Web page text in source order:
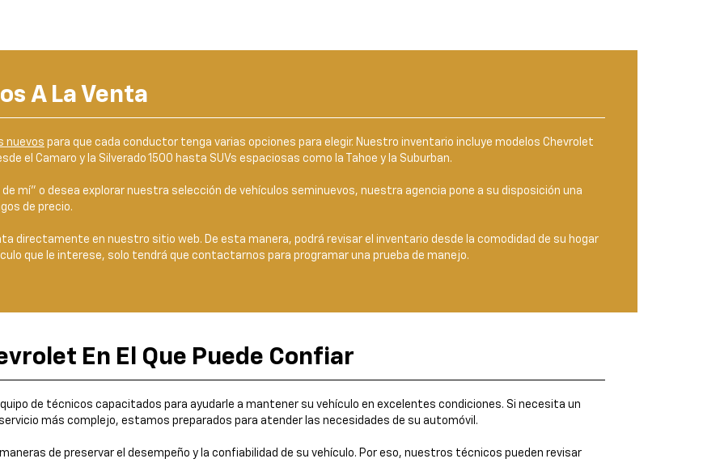
A La Venta
nuevos para que cada conductor tenga varias opciones para elegir. Nuestro inventario incluye modelos Chevrolet
el Camaro y la Silverado 1500 hasta SUVs espaciosas como la Tahoe y la Suburban.
mí" o desea explorar nuestra selección de vehículos seminuevos, nuestra agencia pone a su disposición una
de precio.
directamente en nuestro sitio web. De esta manera, podrá revisar el inventario desde la comodidad de su hogar
que le interese, solo tendrá que contactarnos para programar una prueba de manejo.
En El Que Puede Confiar
de técnicos capacitados para ayudarle a mantener su vehículo en excelentes condiciones. Si necesita un
más complejo, estamos preparados para atender las necesidades de su automóvil.
de preservar el desempeño y la confiabilidad de su vehículo. Por eso, nuestros técnicos pueden revisar